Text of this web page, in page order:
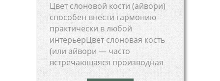
Цвет слоновой кости (айвори)
способен внести гармонию
практически в любой
интерьерЦвет слоновая кость
(или айвори — часто
встречающаяся производная